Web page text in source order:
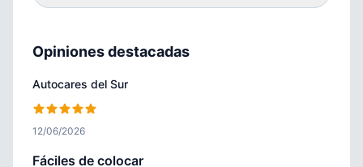
Opiniones destacadas
Autocares del Sur
12/06/2026
Fáciles de colocar